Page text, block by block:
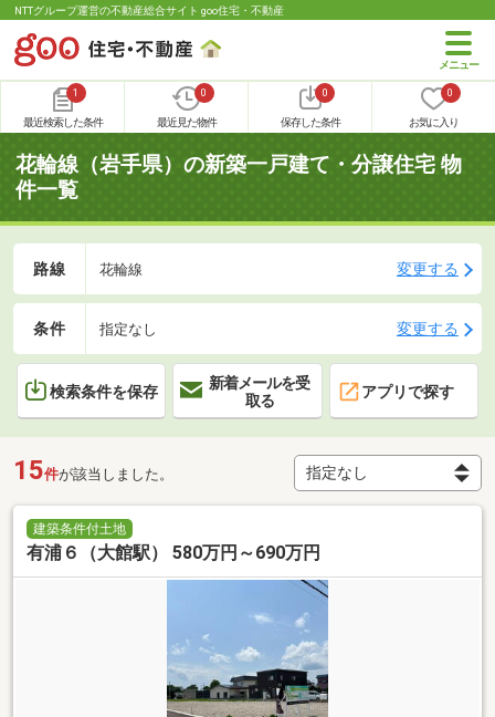
NTTグループ運営の不動産総合サイト goo住宅・不動産
1
最近検索した条件
0
最近見た物件
0
保存した条件
0
お気に入り
花輪線（岩手県）の新築一戸建て・分譲住宅 物
件一覧
路線 花輪線 変更する
条件 指定なし 変更する
検索条件を保存
新着メールを受
取る
アプリで探す
15件が該当しました。
建築条件付土地
有浦６（大館駅） 580万円～690万円